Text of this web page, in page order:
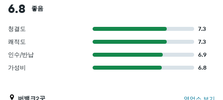
6.8 좋음
청결도
7.3
쾌적도
7.3
인수/반납
6.9
가성비
6.8
버뱅크2곳